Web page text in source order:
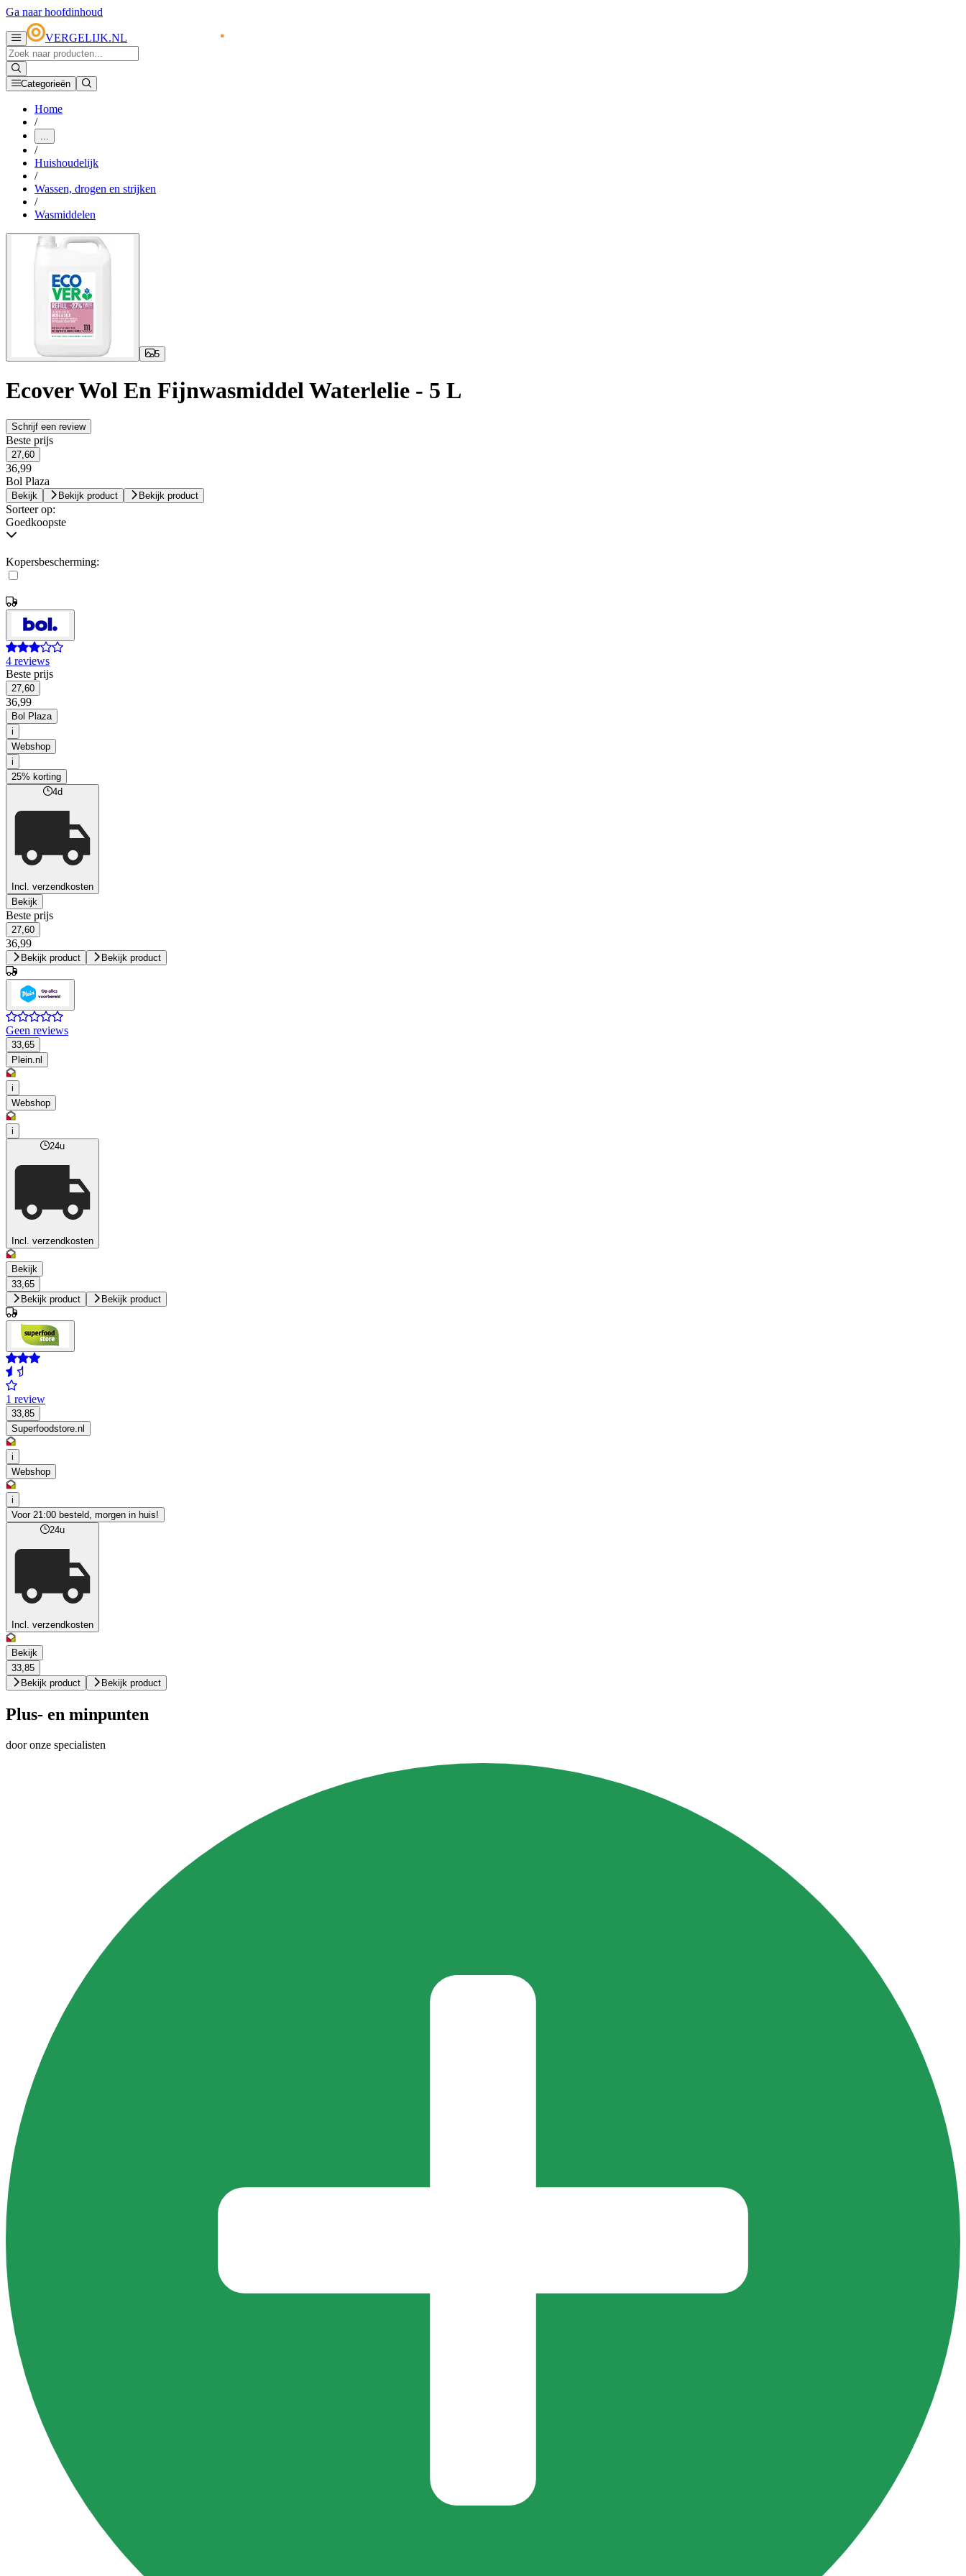
Ga naar hoofdinhoud
VERGELIJK.NL
Categorieën
Home
/
...
/
Huishoudelijk
/
Wassen, drogen en strijken
/
Wasmiddelen
5
Ecover Wol En Fijnwasmiddel Waterlelie - 5 L
Schrijf een review
Beste prijs
27,60
36,99
Bol Plaza
Bekijk Bekijk product Bekijk product
Sorteer op:
Goedkoopste
Kopersbescherming:
4 reviews
Beste prijs
27,60
36,99
Bol Plaza
i
Webshop
i
25% korting
4d
Incl. verzendkosten
Bekijk
Beste prijs
27,60
36,99
Bekijk product Bekijk product
Geen reviews
33,65
Plein.nl
i
Webshop
i
24u
Incl. verzendkosten
Bekijk
33,65
Bekijk product
Bekijk product
1 review
33,85
Superfoodstore.nl
i
Webshop
i
Voor 21:00 besteld, morgen in huis!
24u
Incl. verzendkosten
Bekijk
33,85
Bekijk product
Bekijk product
Plus- en minpunten
door onze specialisten